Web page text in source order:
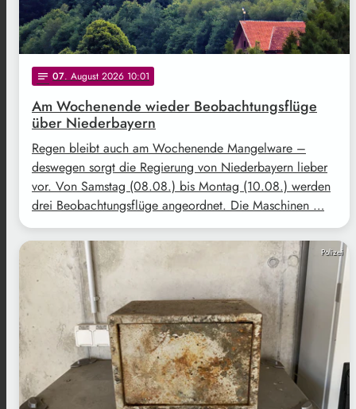
notes 07. August 2026 10:01
Am Wochenende wieder Beobachtungsflüge
über Niederbayern
Regen bleibt auch am Wochenende Mangelware –
deswegen sorgt die Regierung von Niederbayern lieber
vor. Von Samstag (08.08.) bis Montag (10.08.) werden
drei Beobachtungsflüge angeordnet. Die Maschinen …
Polizei